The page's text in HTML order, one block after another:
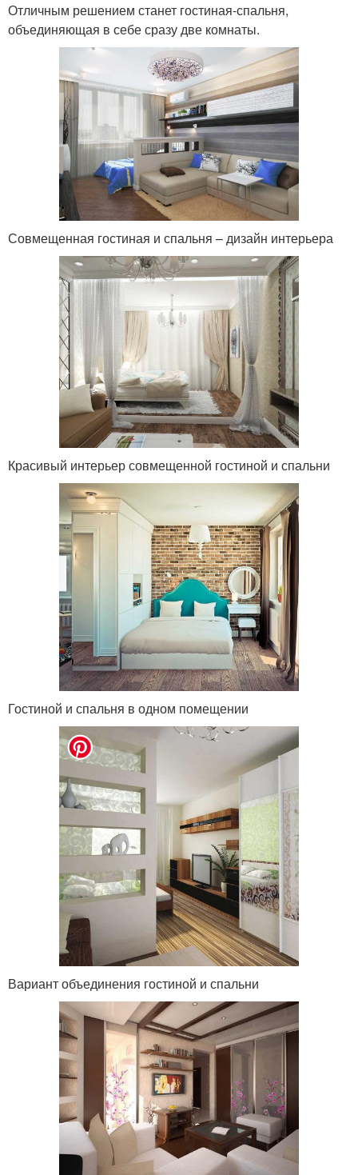
Отличным решением станет гостиная-спальня,
объединяющая в себе сразу две комнаты.
Совмещенная гостиная и спальня – дизайн интерьера
Красивый интерьер совмещенной гостиной и спальни
Гостиной и спальня в одном помещении
Вариант объединения гостиной и спальни